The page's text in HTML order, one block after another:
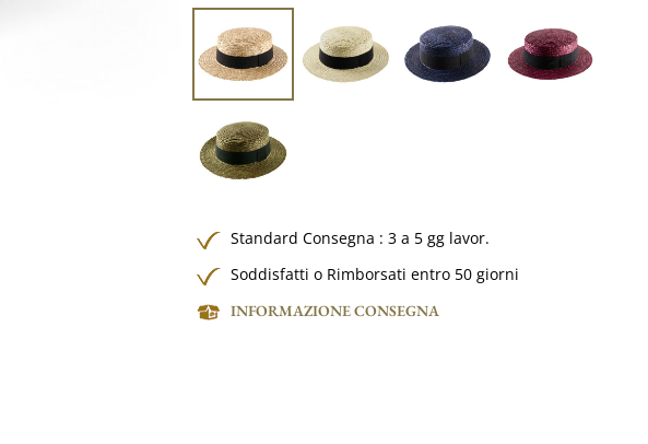
Standard Consegna : 3 a 5 gg lavor.
Soddisfatti o Rimborsati entro 50 giorni
INFORMAZIONE CONSEGNA